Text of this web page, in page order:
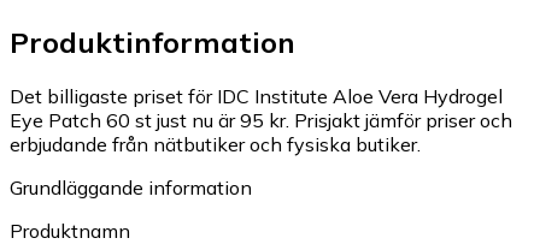
Produktinformation
Det billigaste priset för IDC Institute Aloe Vera Hydrogel
Eye Patch 60 st just nu är 95 kr. Prisjakt jämför priser och
erbjudande från nätbutiker och fysiska butiker.
Grundläggande information
Produktnamn